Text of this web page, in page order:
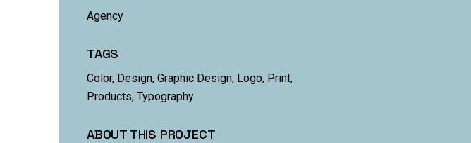
Agency
TAGS
Color, Design, Graphic Design, Logo, Print,
Products, Typography
ABOUT THIS PROJECT